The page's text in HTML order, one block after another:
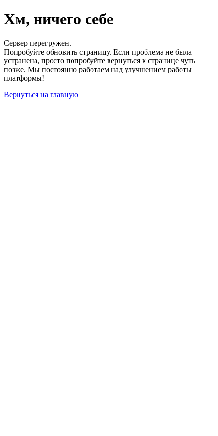
Хм, ничего себе
Сервер перегружен.
Попробуйте обновить страницу. Если проблема не была
устранена, просто попробуйте вернуться к странице чуть
позже. Мы постоянно работаем над улучшением работы
платформы!
Вернуться на главную